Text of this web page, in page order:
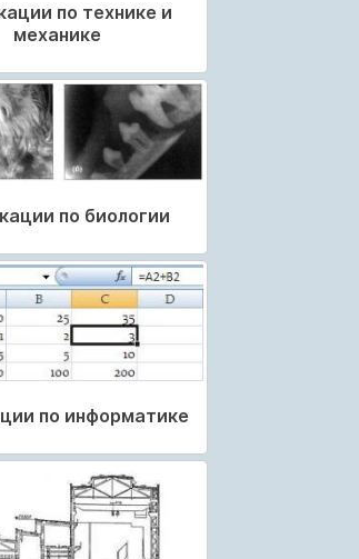
по технике и
механике
по биологии
по информатике